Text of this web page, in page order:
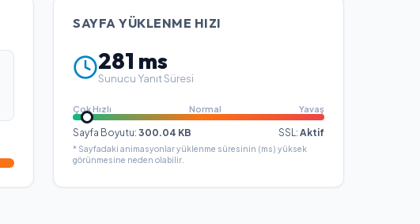
SAYFA YÜKLENME HIZI
281 ms
Sunucu Yanıt Süresi
Çok Hızlı Normal Yavaş
Sayfa Boyutu: 300.04 KB SSL: Aktif
* Sayfadaki animasyonlar yüklenme süresinin (ms) yüksek
görünmesine neden olabilir.